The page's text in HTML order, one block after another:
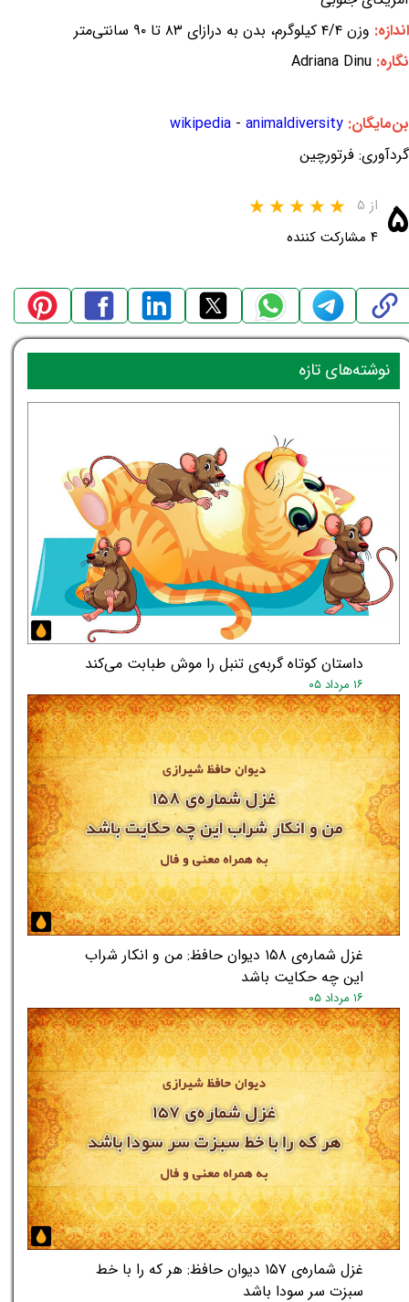
اندازه: وزن ۴/۴ کیلوگرم، بدن به درازای ۸۳ تا ۹۰ سانتی‌متر
نگاره: Adriana Dinu
بن‌مایگان: wikipedia - animaldiversity
گردآوری: فرتورچین
۵ از ۵
۴ مشارکت کننده
داستان کوتاه گربه‌ی تنبل را موش طبابت می‌کند
۱۶ مرداد ۰۵
غزل شماره‌ی ۱۵۸ دیوان حافظ: من و انکار شراب
این چه حکایت باشد
۱۶ مرداد ۰۵
غزل شماره‌ی ۱۵۷ دیوان حافظ: هر که را با خط
سبزت سر سودا باشد
نوشته‌های تازه